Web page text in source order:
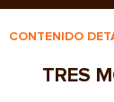
CONTENIDO
TRES